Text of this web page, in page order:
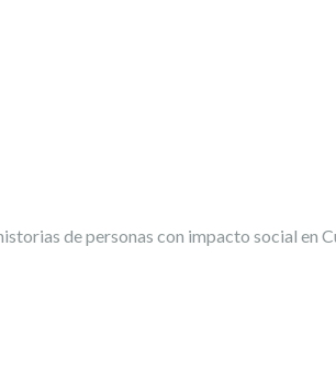
de personas con impacto social en